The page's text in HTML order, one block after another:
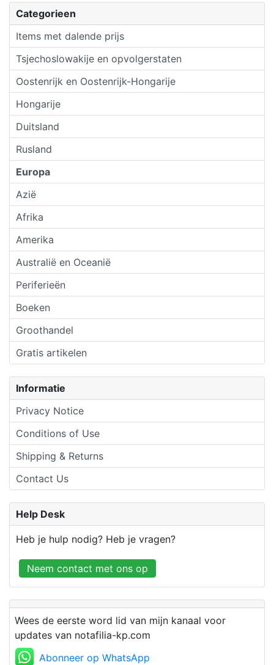
Categorieen
Items met dalende prijs
Tsjechoslowakije en opvolgerstaten
Oostenrijk en Oostenrijk-Hongarije
Hongarije
Duitsland
Rusland
Europa
Azië
Afrika
Amerika
Australië en Oceanië
Periferieën
Boeken
Groothandel
Gratis artikelen
Informatie
Privacy Notice
Conditions of Use
Shipping & Returns
Contact Us
Help Desk
Heb je hulp nodig? Heb je vragen?
Neem contact met ons op
Wees de eerste word lid van mijn kanaal voor
updates van notafilia-kp.com
Abonneer op WhatsApp